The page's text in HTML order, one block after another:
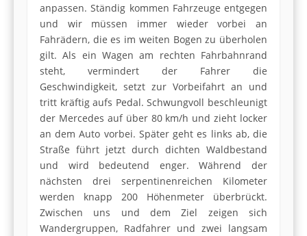
anpassen. Ständig kommen Fahrzeuge entgegen
und wir müssen immer wieder vorbei an
Fahrädern, die es im weiten Bogen zu überholen
gilt. Als ein Wagen am rechten Fahrbahnrand
steht, vermindert der Fahrer die
Geschwindigkeit, setzt zur Vorbeifahrt an und
tritt kräftig aufs Pedal. Schwungvoll beschleunigt
der Mercedes auf über 80 km/h und zieht locker
an dem Auto vorbei. Später geht es links ab, die
Straße führt jetzt durch dichten Waldbestand
und wird bedeutend enger. Während der
nächsten drei serpentinenreichen Kilometer
werden knapp 200 Höhenmeter überbrückt.
Zwischen uns und dem Ziel zeigen sich
Wandergruppen, Radfahrer und zwei langsam